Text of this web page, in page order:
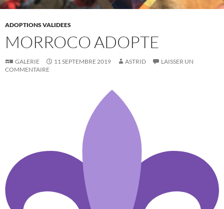
ADOPTIONS VALIDEES
MORROCO ADOPTE
GALERIE 11 SEPTEMBRE 2019 ASTRID
LAISSER UN
COMMENTAIRE